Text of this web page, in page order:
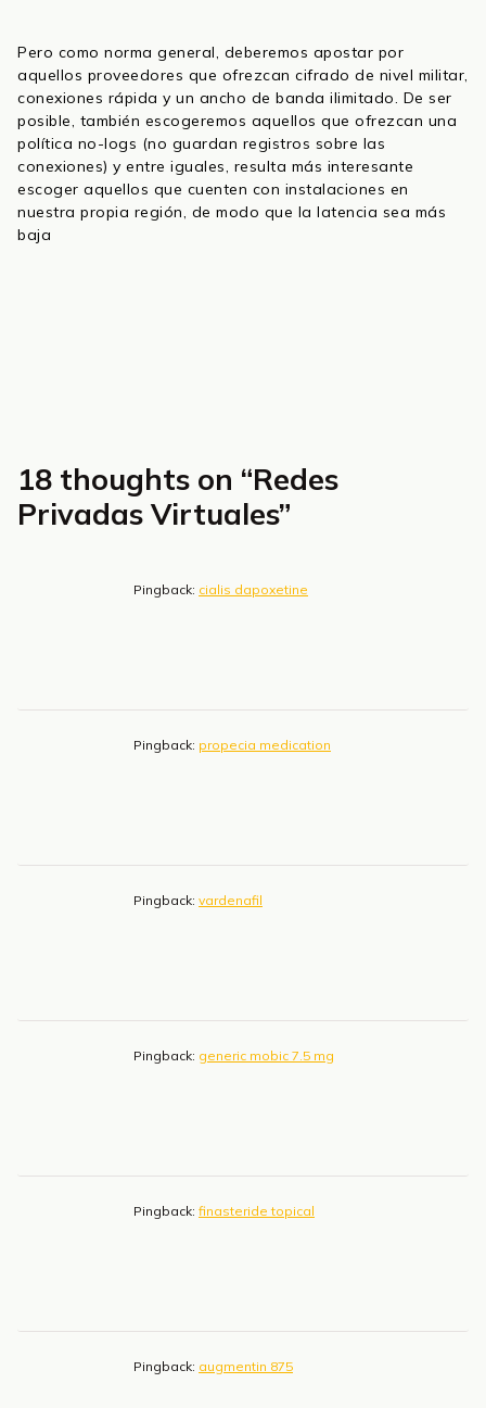
Pero como norma general, deberemos apostar por
aquellos proveedores que ofrezcan cifrado de nivel militar,
conexiones rápida y un ancho de banda ilimitado. De ser
posible, también escogeremos aquellos que ofrezcan una
política no-logs (no guardan registros sobre las
conexiones) y entre iguales, resulta más interesante
escoger aquellos que cuenten con instalaciones en
nuestra propia región, de modo que la latencia sea más
baja
18 thoughts on “Redes
Privadas Virtuales”
Pingback: cialis dapoxetine
Pingback: propecia medication
Pingback: vardenafil
Pingback: generic mobic 7.5 mg
Pingback: finasteride topical
Pingback: augmentin 875